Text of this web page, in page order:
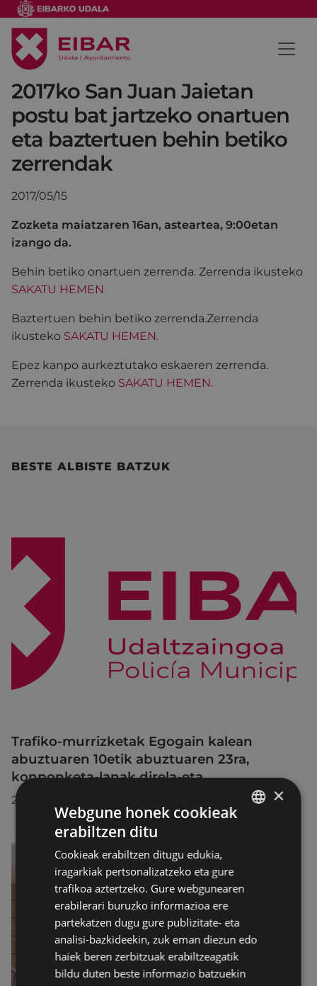
2017ko San Juan Jaietan
postu bat jartzeko onartuen
eta baztertuen behin betiko
zerrendak
2017/05/15
Zozketa maiatzaren 16an, asteartea, 9:00etan
izango da.
Behin betiko onartuen zerrenda. Zerrenda ikusteko
SAKATU HEMEN
Baztertuen behin betiko zerrenda.Zerrenda
ikusteko SAKATU HEMEN.
Epez kanpo aurkeztutako eskaeren zerrenda.
Zerrenda ikusteko SAKATU HEMEN.
BESTE ALBISTE BATZUK
Trafiko-murrizketak Egogain kalean
abuztuaren 10etik abuztuaren 23ra,
konponketa-lanak direla-eta
2026/07/30 ×
Webgune honek cookieak
erabiltzen ditu
Cookieak erabiltzen ditugu edukia,
iragarkiak pertsonalizatzeko eta gure
trafikoa aztertzeko. Gure webgunearen
erabilerari buruzko informazioa ere
partekatzen dugu gure publizitate- eta
analisi-bazkideekin, zuk eman diezun edo
haiek beren zerbitzuak erabiltzeagatik
bildu duten beste informazio batzuekin